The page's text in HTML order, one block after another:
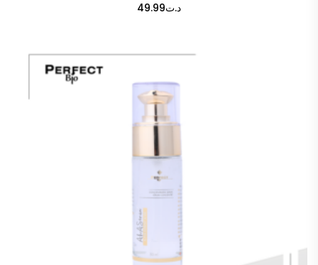
د.ت49.99